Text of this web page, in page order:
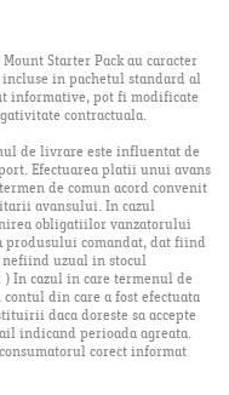
Starter Pack au caracter
in pachetul standard al
informative, pot fi modificate
contractuala.
de livrare este influentat de
Efectuarea platii unui avans
de comun acord convenit
avansului. In cazul
obligatiilor vanzatorului
produsului comandat, dat fiind
nefiind uzual in stocul
In cazul in care termenul de
din care a fost efectuata
daca doreste sa accepte
indicand perioada agreata.
corect informat